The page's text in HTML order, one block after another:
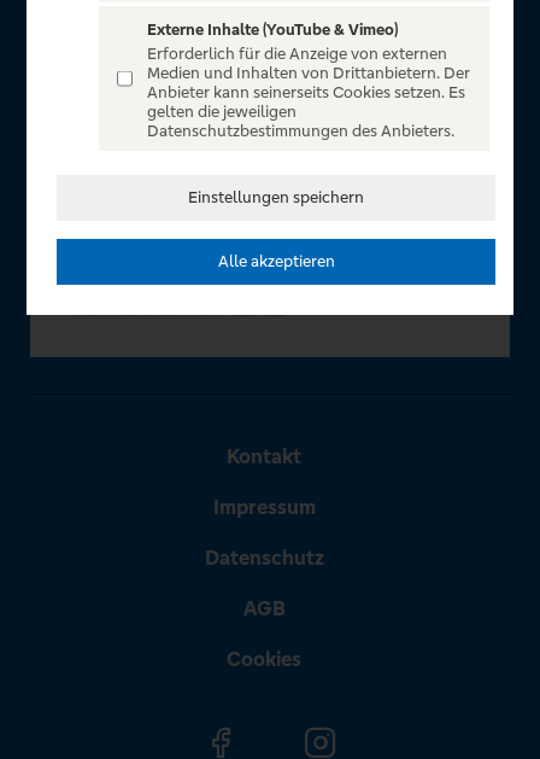
für alle Kunden der Volksbanken Raiffeisenbanken. Auf
unserem einzigartigen Portal finden Sie Tickets für
atemberaubende Konzerte, Musicals und Shows, die
Fußball-Bundesliga sowie die Champions League und die
In Zusammenarbeit mit
Kontakt
Impressum
Datenschutz
AGB
Cookies
Externe Inhalte (YouTube & Vimeo)
Erforderlich für die Anzeige von externen
Medien und Inhalten von Drittanbietern. Der
Anbieter kann seinerseits Cookies setzen. Es
gelten die jeweiligen
Datenschutzbestimmungen des Anbieters.
Einstellungen speichern
Alle akzeptieren